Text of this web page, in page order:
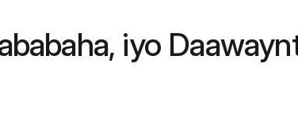
iyo